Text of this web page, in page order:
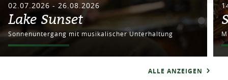
02.07.2026 - 26.08.2026
Lake Sunset
Sonnenuntergang mit musikalischer Unterhaltung
ALLE ANZEIGEN